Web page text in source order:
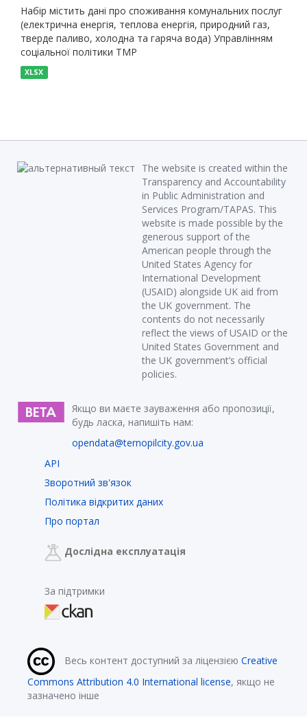
Набір містить дані про споживання комунальних послуг
(електрична енергія, теплова енергія, природний газ,
тверде паливо, холодна та гаряча вода) Управлінням
соціальної політики ТМР
XLSX
The website is created within the
Transparency and Accountability
in Public Administration and
Services Program/TAPAS. This
website is made possible by the
generous support of the
American people through the
United States Agency for
International Development
(USAID) alongside UK aid from
the UK government. The
contents do not necessarily
reflect the views of USAID or the
United States Government and
the UK government’s official
policies.
Якщо ви маєте зауваження або пропозиції,
будь ласка, напишіть нам:
opendata@ternopilcity.gov.ua
API
Зворотний зв'язок
Політика відкритих даних
Про портал
Дослідна експлуатація
За підтримки
Весь контент доступний за ліцензією Creative
Commons Attribution 4.0 International license, якщо не
зазначено інше